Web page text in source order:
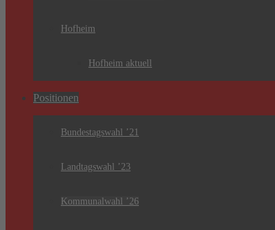
Hofheim
Hofheim aktuell
Positionen
Bundestagswahl ’21
Landtagswahl ’23
Kommunalwahl ’26